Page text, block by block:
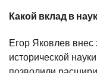
Какой вклад в
Егор Яковлев внес
исторической